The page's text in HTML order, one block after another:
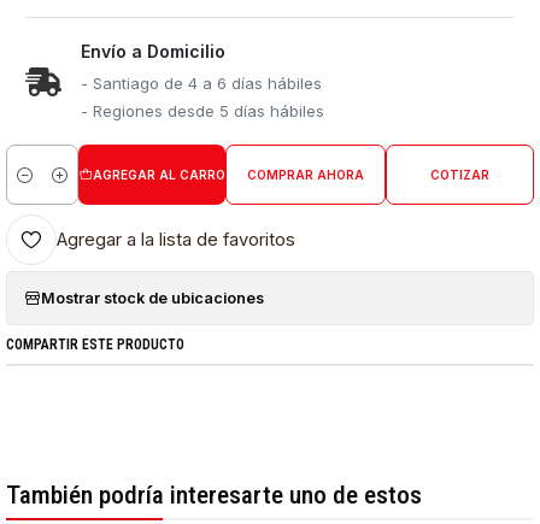
Envío a Domicilio
- Santiago de 4 a 6 días hábiles
- Regiones desde 5 días hábiles
Cantidad
AGREGAR AL CARRO COMPRAR AHORA COTIZAR
Agregar a la lista de favoritos
Mostrar stock de ubicaciones
COMPARTIR ESTE PRODUCTO
También podría interesarte uno de estos